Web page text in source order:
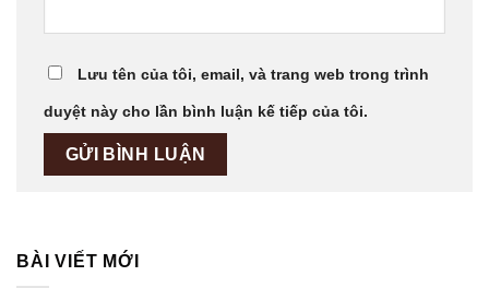
Lưu tên của tôi, email, và trang web trong trình
duyệt này cho lần bình luận kế tiếp của tôi.
BÀI VIẾT MỚI